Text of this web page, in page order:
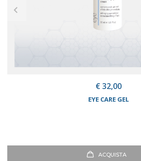
EYE CARE GEL
€ 32,00
ACQUISTA